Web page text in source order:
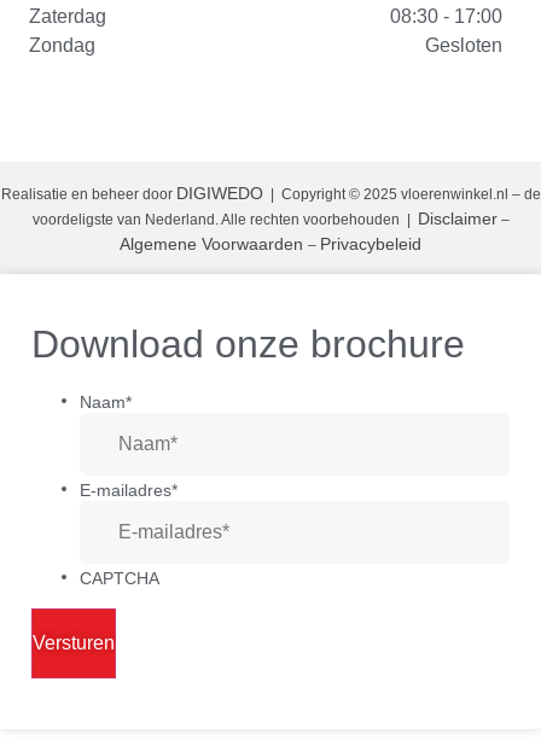
Zaterdag
08:30 - 17:00
Zondag
Gesloten
Realisatie en beheer door DIGIWEDO| Copyright © 2025 vloerenwinkel.nl – de
voordeligste van Nederland. Alle rechten voorbehouden
Disclaimer–
Algemene Voorwaarden – Privacybeleid
Download onze brochure
Naam*
E-mailadres*
CAPTCHA